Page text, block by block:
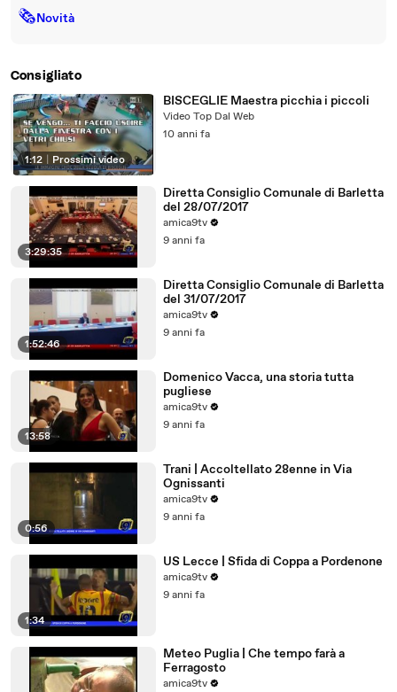
🗞Novità
Consigliato
1:12 Prossimi video
BISCEGLIE Maestra picchia i piccoli
Video Top Dal Web
10 anni fa
3:29:35
Diretta Consiglio Comunale di Barletta
del 28/07/2017
amica9tv
9 anni fa
1:52:46
Diretta Consiglio Comunale di Barletta
del 31/07/2017
amica9tv
9 anni fa
13:58
Domenico Vacca, una storia tutta
pugliese
amica9tv
9 anni fa
0:56
Trani | Accoltellato 28enne in Via
Ognissanti
amica9tv
9 anni fa
1:34
US Lecce | Sfida di Coppa a Pordenone
amica9tv
9 anni fa
Meteo Puglia | Che tempo farà a
Ferragosto
amica9tv